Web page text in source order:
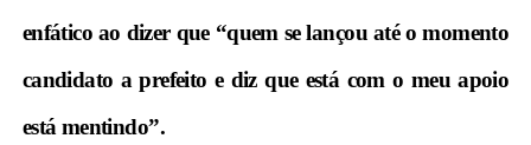
enfático ao dizer que “quem se lançou até o momento
candidato a prefeito e diz que está com o meu apoio
está mentindo”.